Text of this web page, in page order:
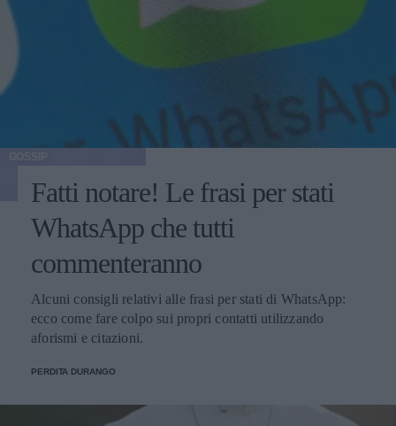
Fatti notare! Le frasi per stati
WhatsApp che tutti
commenteranno
Alcuni consigli relativi alle frasi per stati di WhatsApp:
ecco come fare colpo sui propri contatti utilizzando
aforismi e citazioni.
PERDITA DURANGO